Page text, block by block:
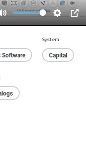
Mute
Settings
PIP
Software
System
Capital